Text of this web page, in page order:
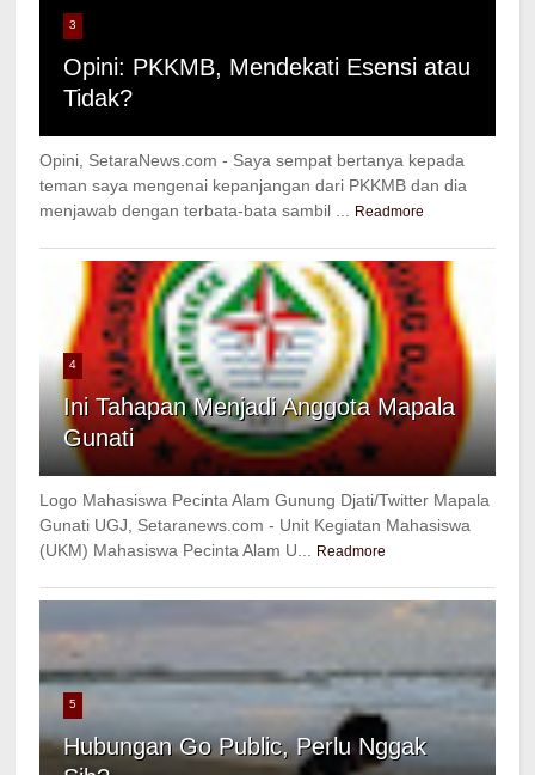
3
Opini: PKKMB, Mendekati Esensi atau
Tidak?
Opini, SetaraNews.com - Saya sempat bertanya kepada
teman saya mengenai kepanjangan dari PKKMB dan dia
menjawab dengan terbata-bata sambil ...
Readmore
4
Ini Tahapan Menjadi Anggota Mapala
Gunati
Logo Mahasiswa Pecinta Alam Gunung Djati/Twitter Mapala
Gunati UGJ, Setaranews.com - Unit Kegiatan Mahasiswa
(UKM) Mahasiswa Pecinta Alam U...
Readmore
5
Hubungan Go Public, Perlu Nggak